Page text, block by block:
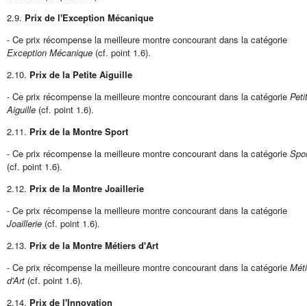
2.9. Prix de l'Exception Mécanique
- Ce prix récompense la meilleure montre concourant dans la catégorie
Exception Mécanique (cf. point 1.6).
2.10. Prix de la Petite Aiguille
- Ce prix récompense la meilleure montre concourant dans la catégorie
Aiguille (cf. point 1.6).
2.11. Prix de la Montre Sport
- Ce prix récompense la meilleure montre concourant dans la catégorie
(cf. point 1.6).
2.12. Prix de la Montre Joaillerie
- Ce prix récompense la meilleure montre concourant dans la catégorie
Joaillerie (cf. point 1.6).
2.13. Prix de la Montre Métiers d'Art
- Ce prix récompense la meilleure montre concourant dans la catégorie
d'Art (cf. point 1.6).
2.14. Prix de l'Innovation